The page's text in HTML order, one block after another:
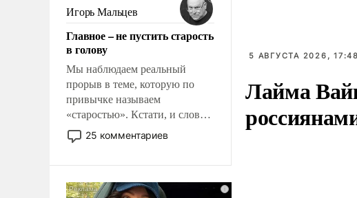
голову мысль: хорошо бы
продемонстрировать, что
Украина вступила в
вооруженное противостояние
с Ираном.
Игорь Мальцев
Главное – не пустить старость
в голову
Мы наблюдаем реальный
прорыв в теме, которую по
привычке называем
«старостью». Кстати, и слово-
то это уже стараются не
использовать – так же, как
что оно уже несет негативные
25 комментариев
5 АВГУСТА 2026,
Лайма